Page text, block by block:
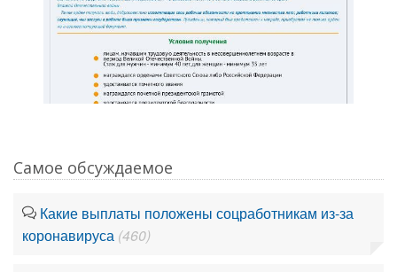
Самое обсуждаемое
Какие выплаты положены соцработникам из-за
коронавируса (460)